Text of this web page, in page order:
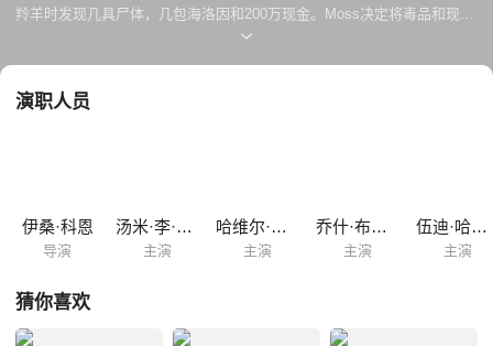
羚羊时发现几具尸体，几包海洛因和200万现金。Moss决定将毒品和现金
占为己有，想以此改变自己的生活，谁知却遭到冷血杀手Chigurh（哈维
Moss的安全。但是，让Bell感到无力绝望的是，他使尽浑身解数也无法追
演职人员
伊桑·科恩
导演
汤米·李·琼斯
主演
哈维尔·巴登
主演
乔什·布洛林
主演
伍迪·哈里森
主演
猜你喜欢